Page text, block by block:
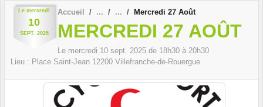
Le mercredi
10
SEPT. 2025
Accueil Mercredi 27 Août
MERCREDI 27 AOÛT
Le mercredi 10 sept. 2025 de 18h30 à 20h30
Lieu : Place Saint-Jean 12200 Villefranche-de-Rouergue